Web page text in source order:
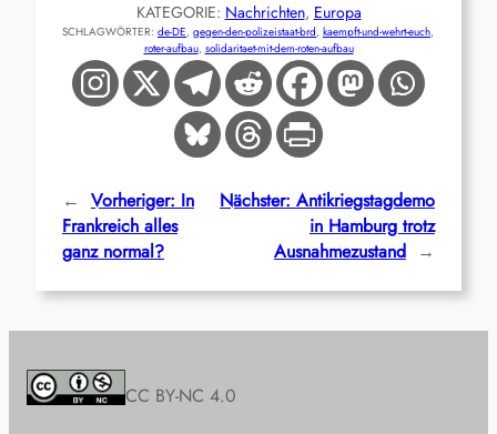
KATEGORIE: Nachrichten, Europa
SCHLAGWÖRTER: de-DE, gegen-den-polizeistaat-brd, kaempft-und-wehrt-euch
roter-aufbau, solidaritaet-mit-dem-roten-aufbau
← Vorheriger: In
Frankreich alles
ganz normal?
Nächster: Antikriegstagdemo
in Hamburg trotz
Ausnahmezustand →
CC BY-NC 4.0